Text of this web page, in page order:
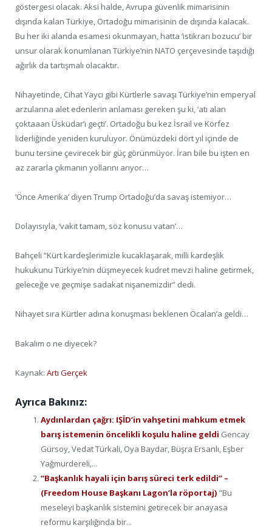
göstergesi olacak. Aksi halde, Avrupa güvenlik mimarisinin
dışında kalan Türkiye, Ortadoğu mimarisinin de dışında kalacak.
Bu her iki alanda esamesi okunmayan, hatta ‘istikrarı bozucu’ bir
unsur olarak konumlanan Türkiye’nin NATO çerçevesinde taşıdığı
ağırlık da tartışmalı olacaktır.
Nihayetinde, Cihat Yaycı gibi Kürtlerle savaşı Türkiye’nin emperyal
arzularına alet edenlerin anlaması gereken şu ki, ‘atı alan
çoktaaan Üsküdar’ı geçti’. Ortadoğu bu kez İsrail ve Körfez
liderliğinde yeniden kuruluyor. Önümüzdeki dört yıl içinde de
bunu tersine çevirecek bir güç görünmüyor. İran bile bu işten en
az zararla çıkmanın yollarını arıyor…
‘Önce Amerika’ diyen Trump Ortadoğu’da savaş istemiyor…
Dolayısıyla, ‘vakit tamam, söz konusu vatan’…
Bahçeli “Kürt kardeşlerimizle kucaklaşarak, milli kardeşlik
hukukunu Türkiye’nin düşmeyecek kudret mevzi haline getirmek,
geleceğe ve geçmişe sadakat nişanemizdir” dedi.
Nihayet sıra Kürtler adına konuşması beklenen Öcalan’a geldi…
Bakalım o ne diyecek?
Kaynak: Artı Gerçek
Ayrıca Bakınız:
Aydınlardan çağrı: IŞİD’in vahşetini mahkum etmek
barış istemenin öncelikli koşulu haline geldi Gencay
Gürsoy, Vedat Türkali, Oya Baydar, Büşra Ersanlı, Eşber
Yağmurdereli,...
“Başkanlık hayali için barış süreci terk edildi” –
(Freedom House Başkanı Lagon’la röportaj) "Bu
meseleyi başkanlık sistemini getirecek bir anayasa
reformu karşılığında bir...